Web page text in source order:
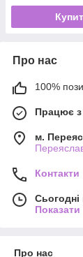
Про нас
100%
Працює з
м.
Контакти
Сьогодні
Про нас